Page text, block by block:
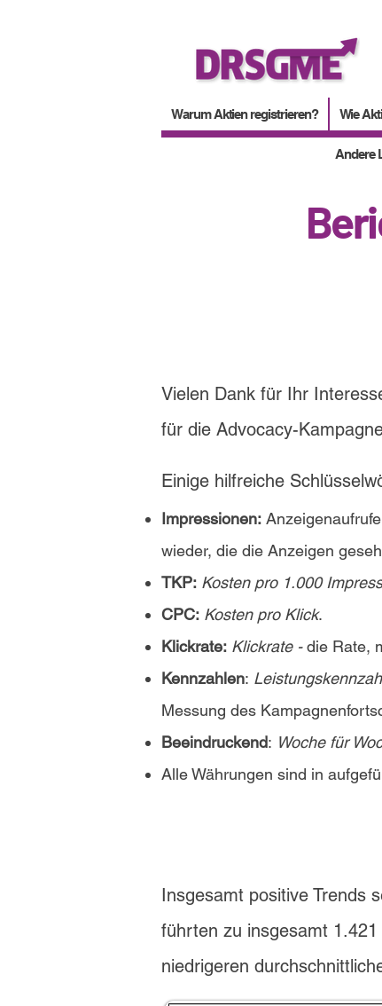
Warum Aktien registrieren? Wie
Andere
Vielen Dank für Ihr
für die Advocacy-
Einige hilfreiche
Impressionen:
wieder, die die Anzeigen
TKP: Kosten pro 1.000
CPC: Kosten pro Klick.
Klickrate: Klickrate -die Rate,
Kennzahlen:
Messung des
Beeindruckend: Woche für
Alle Währungen sind in
Insgesamt positive Trends
führten zu insgesamt
niedrigeren